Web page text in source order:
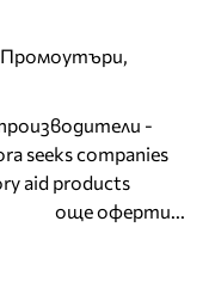
-
seeks companies
aid products
още оферти...